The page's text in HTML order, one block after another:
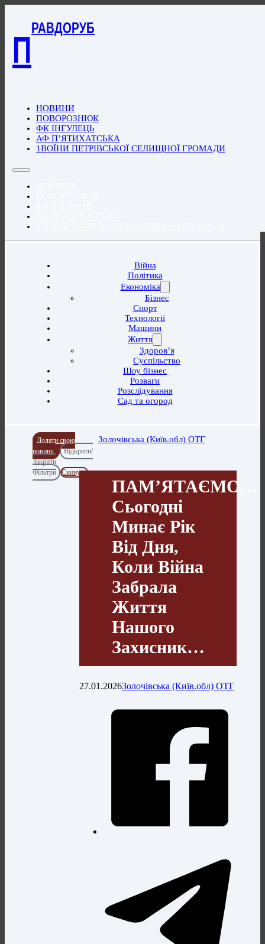
П
РАВДОРУБ
НОВИНИ
ПОВОРОЗНЮК
ФК ІНГУЛЕЦЬ
АФ П’ЯТИХАТСЬКА
1ВОЇНИ ПЕТРІВСЬКОЇ СЕЛИЩНОЇ ГРОМАДИ
Війна
Політика
Економіка
Бізнес
Спорт
Технології
Машини
Життя
Здоров’я
Суспільство
Шоу бізнес
Розваги
Розслідування
Сад та огород
Додати свою
новину
Відкрити/
Закрити
Фільтри
Скинути
Золочівська (Київ.обл) ОТГ
ПАМ’ЯТАЄМО…
Сьогодні
Минає Рік
Від Дня,
Коли Війна
Забрала
Життя
Нашого
Захисник…
27.01.2026Золочівська (Київ.обл) ОТГ